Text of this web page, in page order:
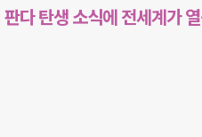
다 탄생 소식에 전세계가